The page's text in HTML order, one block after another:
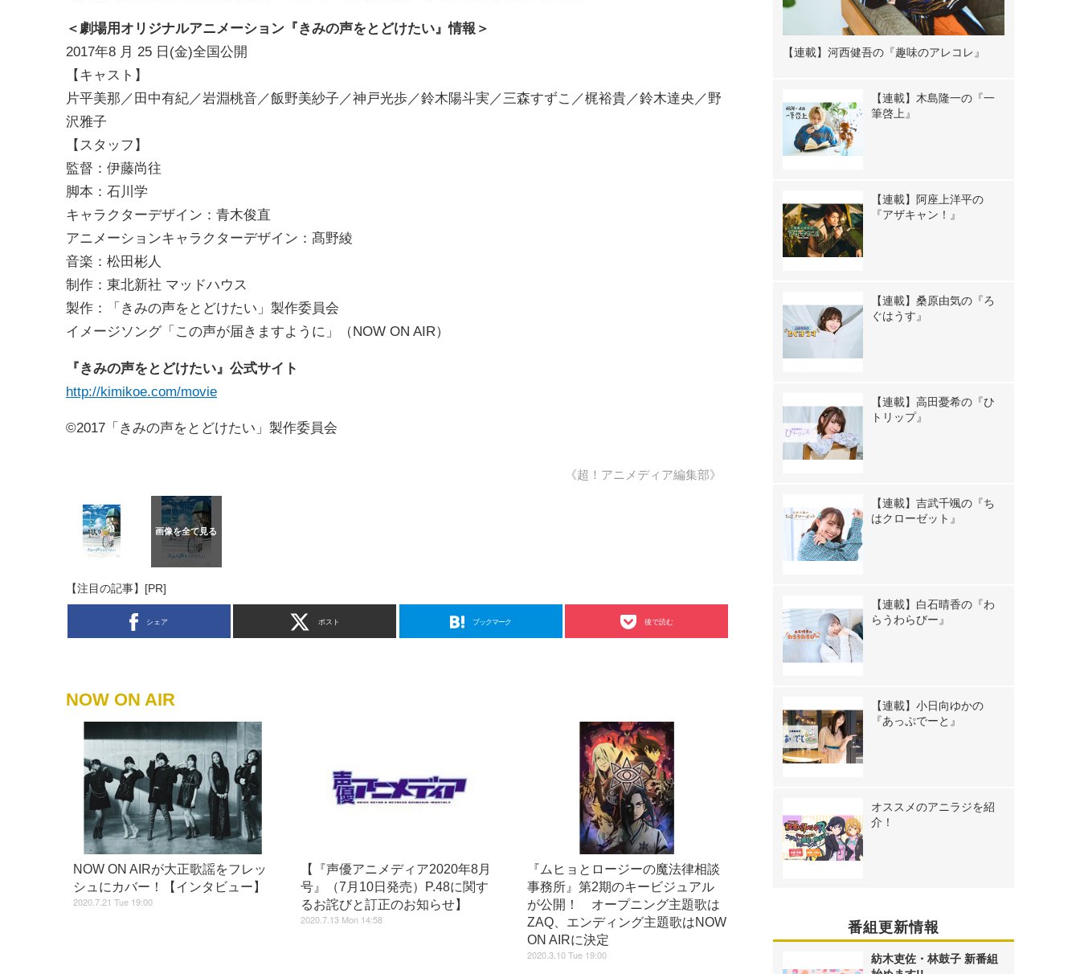
＜劇場用オリジナルアニメーション『きみの声をとどけたい』情報＞
2017年8 月 25 日(金)全国公開
【キャスト】
片平美那／田中有紀／岩淵桃音／飯野美紗子／神戸光歩／鈴木陽斗実／三森すずこ／梶裕貴／鈴木達央／野
沢雅子
【スタッフ】
監督：伊藤尚往
脚本：石川学
キャラクターデザイン：青木俊直
アニメーションキャラクターデザイン：髙野綾
音楽：松田彬人
制作：東北新社 マッドハウス
製作：「きみの声をとどけたい」製作委員会
イメージソング「この声が届きますように」（NOW ON AIR）
『きみの声をとどけたい』公式サイト
http://kimikoe.com/movie
©2017「きみの声をとどけたい」製作委員会
《超！アニメディア編集部》
【注目の記事】[PR]
シェア ポスト ブックマーク 後で読む
NOW ON AIR
NOW ON AIRが大正歌謡をフレッ
シュにカバー！【インタビュー】
2020.7.21 Tue 19:00
【『声優アニメディア2020年8月
号』（7月10日発売）P.48に関す
るお詫びと訂正のお知らせ】
2020.7.13 Mon 14:58
『ムヒョとロージーの魔法律相談
事務所』第2期のキービジュアル
が公開！ オープニング主題歌は
ZAQ、エンディング主題歌はNOW
ON AIRに決定
2020.3.10 Tue 19:00
【連載】河西健吾の『趣味のアレコレ』
【連載】木島隆一の『一
筆啓上』
【連載】阿座上洋平の
『アザキャン！』
【連載】桑原由気の『ろ
ぐはうす』
【連載】高田憂希の『ひ
トリップ』
【連載】吉武千颯の『ち
はクローゼット』
【連載】白石晴香の『わ
らうわらびー』
【連載】小日向ゆかの
『あっぷでーと』
オススメのアニラジを紹
介！
番組更新情報
紡木吏佐・林鼓子 新番組